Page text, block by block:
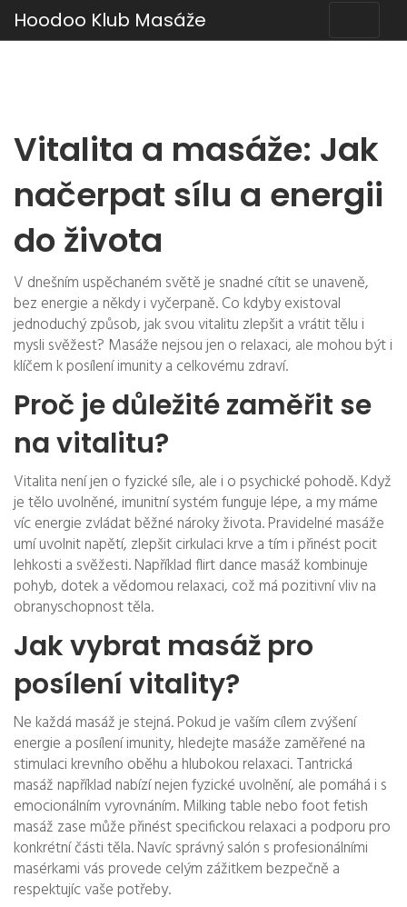
Hoodoo Klub Masáže
Vitalita a masáže: Jak
načerpat sílu a energii
do života
V dnešním uspěchaném světě je snadné cítit se unaveně,
bez energie a někdy i vyčerpaně. Co kdyby existoval
jednoduchý způsob, jak svou vitalitu zlepšit a vrátit tělu i
mysli svěžest? Masáže nejsou jen o relaxaci, ale mohou být i
klíčem k posílení imunity a celkovému zdraví.
Proč je důležité zaměřit se
na vitalitu?
Vitalita není jen o fyzické síle, ale i o psychické pohodě. Když
je tělo uvolněné, imunitní systém funguje lépe, a my máme
víc energie zvládat běžné nároky života. Pravidelné masáže
umí uvolnit napětí, zlepšit cirkulaci krve a tím i přinést pocit
lehkosti a svěžesti. Například flirt dance masáž kombinuje
pohyb, dotek a vědomou relaxaci, což má pozitivní vliv na
obranyschopnost těla.
Jak vybrat masáž pro
posílení vitality?
Ne každá masáž je stejná. Pokud je vaším cílem zvýšení
energie a posílení imunity, hledejte masáže zaměřené na
stimulaci krevního oběhu a hlubokou relaxaci. Tantrická
masáž například nabízí nejen fyzické uvolnění, ale pomáhá i s
emocionálním vyrovnáním. Milking table nebo foot fetish
masáž zase může přinést specifickou relaxaci a podporu pro
konkrétní části těla. Navíc správný salón s profesionálními
masérkami vás provede celým zážitkem bezpečně a
respektujíc vaše potřeby.